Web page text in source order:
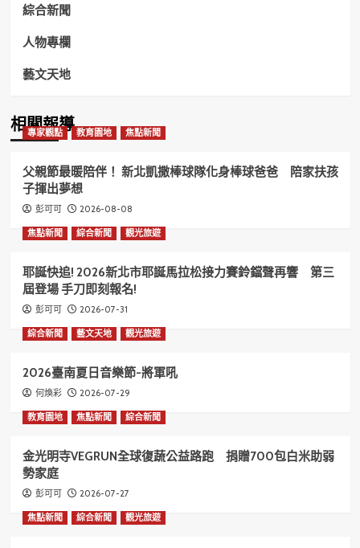
綜合新聞
人物專欄
藝文天地
相關報導
專家觀點 教育園地 焦點新聞
父親節最暖陪伴！ 新北凱撒棒球隊化身棒球爸爸 陪家扶孩
子揮出夢想
彭可可 2026-08-08
焦點新聞 綜合新聞 觀光旅遊
耶誕快追! 2026新北市耶誕馬拉松接力賽鈴鐺聲再響 第三
屆登場 手刀即刻報名!
彭可可 2026-07-31
綜合新聞 藝文天地 觀光旅遊
2026臺南夏日音樂節-將軍吼
何煥彩 2026-07-29
教育園地 焦點新聞 綜合新聞
金光明寺VEGRUN全球復蔬公益路跑 捐贈700包白米助弱
勢家庭
彭可可 2026-07-27
焦點新聞 綜合新聞 觀光旅遊